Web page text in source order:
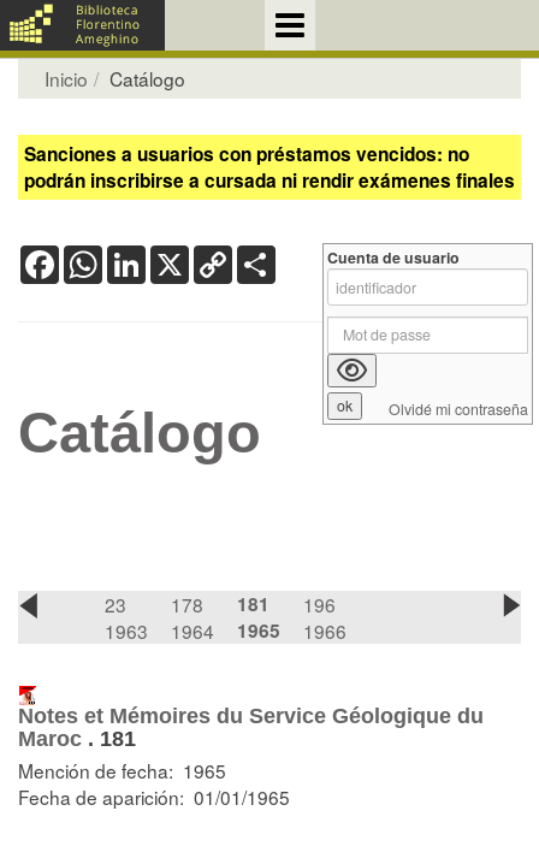
Inicio Catálogo
Sanciones a usuarios con préstamos vencidos: no
podrán inscribirse a cursada ni rendir exámenes finales
FacebookWhatsApp
LinkedIn
X Copy
Link
Catálogo
23
1963
178
1964
181
1965
196
1966
Notes et Mémoires du Service Géologique du
Maroc . 181
Mención de fecha: 1965
Fecha de aparición: 01/01/1965
Cuenta de usuario
Olvidé mi contraseña